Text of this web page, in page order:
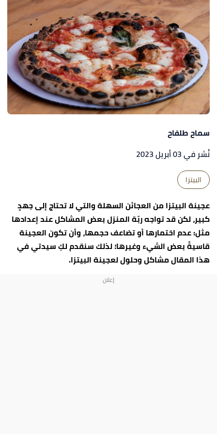
سماح طلفاح
نُشر في 03 أبريل 2023
البيتزا
عجينة البيتزا من العجائن السهلة والتي لا تحتاج إلى جهدٍ
كبير، لكن قد تواجه ربّة المنزل بعض المشاكل عند إعدادها
مثل: عدم اختمارها أو تضاعف حجمها، وأن تكون العجينة
قاسيةً بعض الشيء وغيرها؛ لذلك سنقدم لكِ سيدتي في
هذا المقال مشاكل وحلول لعجينة البيتزا.